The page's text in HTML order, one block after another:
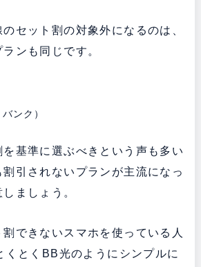
セット割の対象外になるのは、
ンも同じです。
ンク）
基準に選ぶべきという声も多い
引されないプランが主流になっ
ましょう。
できないスマホを使っている人
くとくBB光のようにシンプルに